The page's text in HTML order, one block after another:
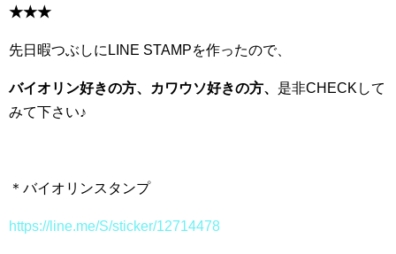
★★★
先日暇つぶしにLINE STAMPを作ったので、
バイオリン好きの方、カワウソ好きの方、 是非CHECKして
みて下さい♪
＊バイオリンスタンプ
https://line.me/S/sticker/12714478